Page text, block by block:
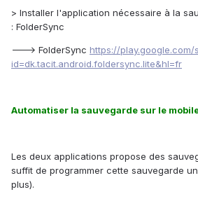
> Installer l'application nécessaire à la
: FolderSync
---> FolderSync https://
id=dk.tacit.android.foldersync.lite&hl=fr
Automatiser la sauvegarde sur le
Les deux applications propose des
suffit de programmer cette sauvegarde
plus).